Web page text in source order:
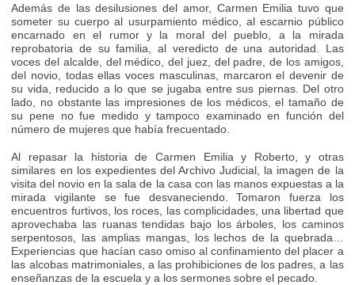
Además de las desilusiones del amor, Carmen Emilia tuvo que
someter su cuerpo al usurpamiento médico, al escarnio público
encarnado en el rumor y la moral del pueblo, a la mirada
reprobatoria de su familia, al veredicto de una autoridad. Las
voces del alcalde, del médico, del juez, del padre, de los amigos,
del novio, todas ellas voces masculinas, marcaron el devenir de
su vida, reducido a lo que se jugaba entre sus piernas. Del otro
lado, no obstante las impresiones de los médicos, el tamaño de
su pene no fue medido y tampoco examinado en función del
número de mujeres que había frecuentado.
Al repasar la historia de Carmen Emilia y Roberto, y otras
similares en los expedientes del Archivo Judicial, la imagen de la
visita del novio en la sala de la casa con las manos expuestas a la
mirada vigilante se fue desvaneciendo. Tomaron fuerza los
encuentros furtivos, los roces, las complicidades, una libertad que
aprovechaba las ruanas tendidas bajo los árboles, los caminos
serpentosos, las amplias mangas, los lechos de la quebrada…
Experiencias que hacían caso omiso al confinamiento del placer a
las alcobas matrimoniales, a las prohibiciones de los padres, a las
enseñanzas de la escuela y a los sermones sobre el pecado.